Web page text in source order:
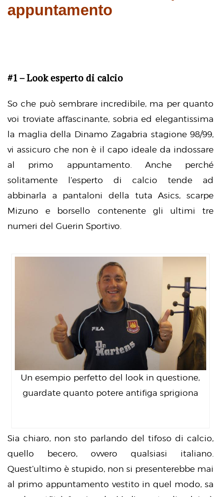
appuntamento
#1 – Look esperto di calcio
So che può sembrare incredibile, ma per quanto
voi troviate affascinante, sobria ed elegantissima
la maglia della Dinamo Zagabria stagione 98/99,
vi assicuro che non è il capo ideale da indossare
al primo appuntamento. Anche perché
solitamente l’esperto di calcio tende ad
abbinarla a pantaloni della tuta Asics, scarpe
Mizuno e borsello contenente gli ultimi tre
numeri del Guerin Sportivo.
Un esempio perfetto del look in questione,
guardate quanto potere antifiga sprigiona
Sia chiaro, non sto parlando del tifoso di calcio,
quello becero, ovvero qualsiasi italiano.
Quest’ultimo è stupido, non si presenterebbe mai
al primo appuntamento vestito in quel modo, sa